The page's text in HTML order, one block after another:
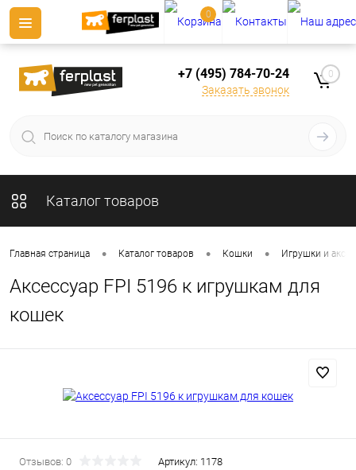
+7 (495) 784-70-24
Заказать звонок
0
Каталог товаров
Главная страница • Каталог товаров • Кошки • Игрушки и
Аксессуар FPI 5196 к игрушкам для
кошек
Отзывов: 0 Артикул: 1178
0